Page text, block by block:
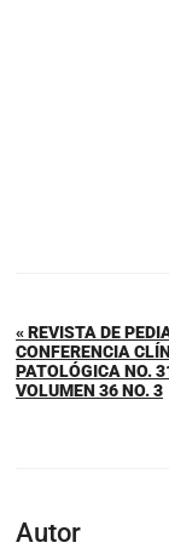
« REVISTA DE
CONFERENCIA
PATOLÓGICA NO.
VOLUMEN 36 NO. 3
Autor